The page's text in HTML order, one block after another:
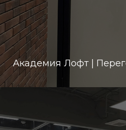
Академия Лофт |